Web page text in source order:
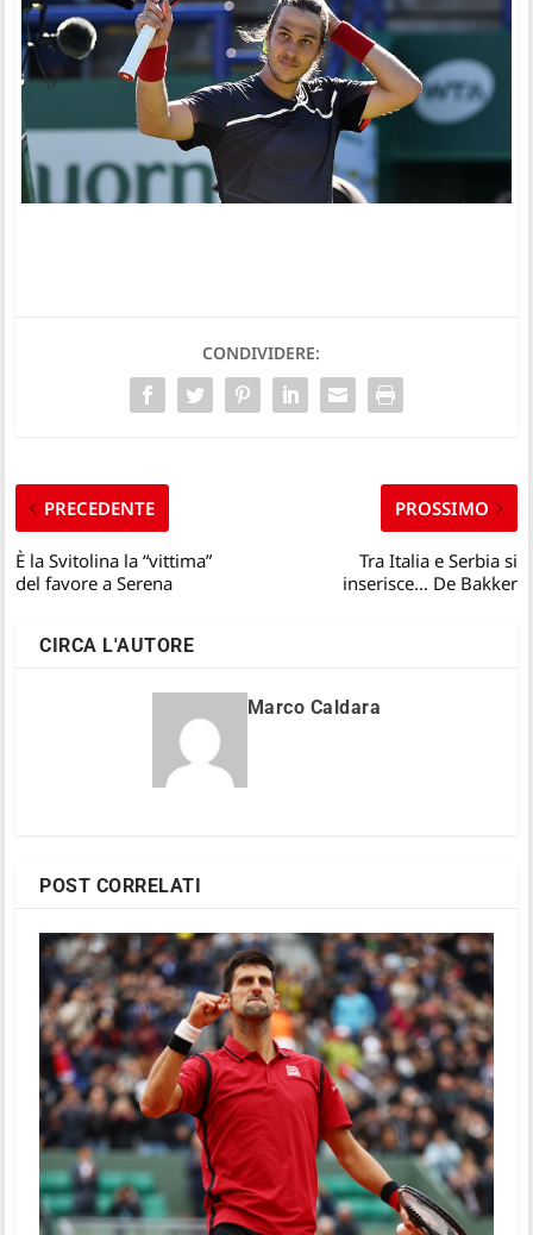
CONDIVIDERE:
PRECEDENTE
È la Svitolina la “vittima”
del favore a Serena
PROSSIMO
Tra Italia e Serbia si
inserisce… De Bakker
CIRCA L'AUTORE
Marco Caldara
POST CORRELATI